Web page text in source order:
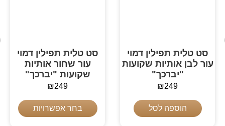
סט טלית תפילין דמוי
עור לבן אותיות שקועות
"יברכך"
₪249
הוספה לסל
סט טלית תפילין דמוי
עור שחור אותיות
שקועות "יברכך"
₪249
בחר אפשרויות